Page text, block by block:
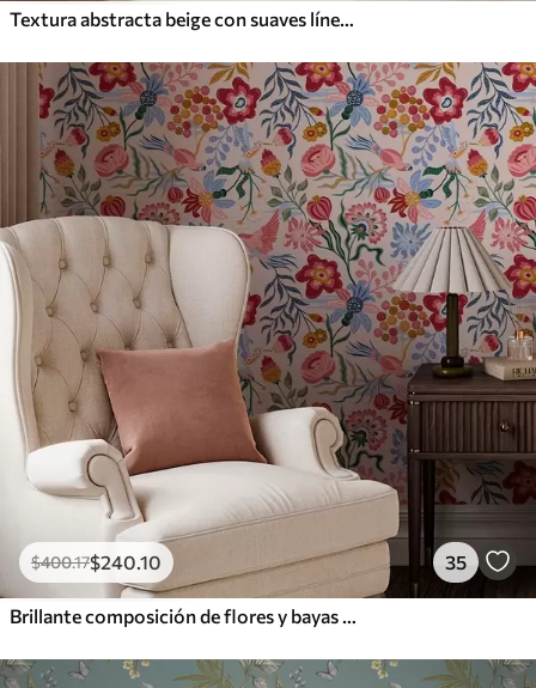
Textura abstracta beige con suaves líneas de hojas
$400.17$240.10 35
Brillante composición de flores y bayas con loros